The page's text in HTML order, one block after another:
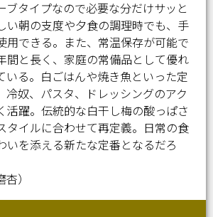
ブタイプなので必要な分だけサッと
い朝の支度や夕食の調理時でも、手
用できる。また、常温保存が可能で
間と長く、家庭の常備品として優れ
いる。白ごはんや焼き魚といった定
冷奴、パスタ、ドレッシングのアク
活躍。伝統的な白干し梅の酸っぱさ
タイルに合わせて再定義。日常の食
いを添える新たな定番となるだろ
）